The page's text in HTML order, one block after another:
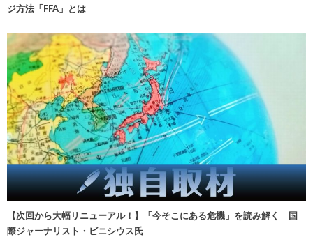
ジ方法「FFA」とは
【次回から大幅リニューアル！】「今そこにある危機」を読み解く 国
際ジャーナリスト・ビニシウス氏